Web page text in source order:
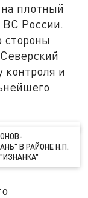
плотный
ВС России.
стороны
контроля и
В РАЙОНЕ Н.П.